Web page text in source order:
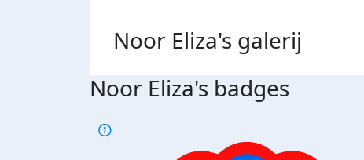
Noor Eliza's galerij
Noor Eliza's badges